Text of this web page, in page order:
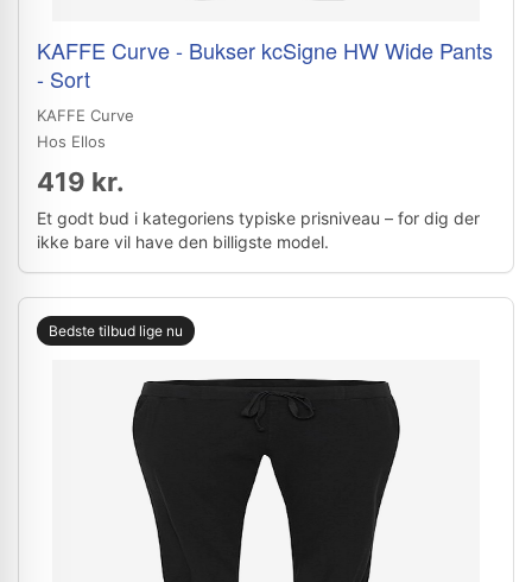
KAFFE Curve - Bukser kcSigne HW Wide Pants
- Sort
KAFFE Curve
Hos Ellos
419 kr.
Et godt bud i kategoriens typiske prisniveau – for dig der
ikke bare vil have den billigste model.
Bedste tilbud lige nu